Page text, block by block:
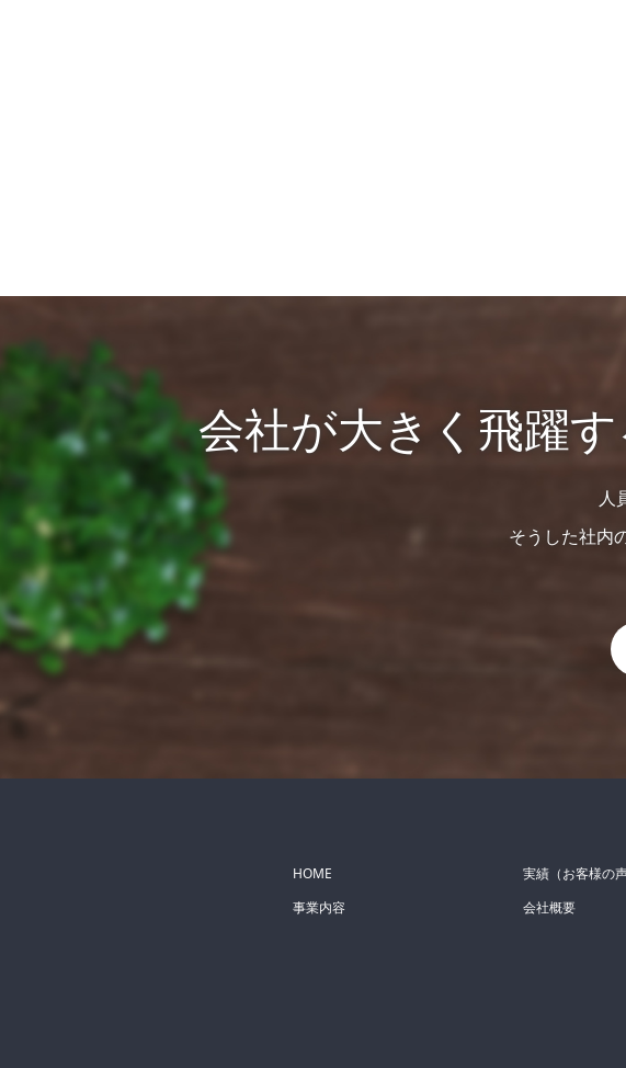
会社が大きく飛躍
人
そうした社内
HOME
事業内容
実績（お客様の声
会社概要